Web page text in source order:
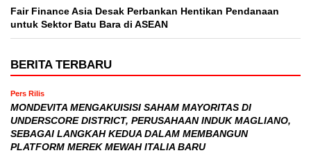
Fair Finance Asia Desak Perbankan Hentikan Pendanaan
untuk Sektor Batu Bara di ASEAN
BERITA TERBARU
Pers Rilis
MONDEVITA MENGAKUISISI SAHAM MAYORITAS DI
UNDERSCORE DISTRICT, PERUSAHAAN INDUK MAGLIANO,
SEBAGAI LANGKAH KEDUA DALAM MEMBANGUN
PLATFORM MEREK MEWAH ITALIA BARU